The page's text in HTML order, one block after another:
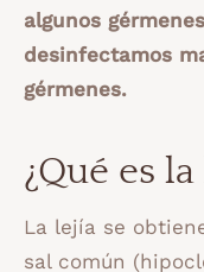
algunos
desinfectamos
gérmenes.
¿Qué es
La lejía se
sal común